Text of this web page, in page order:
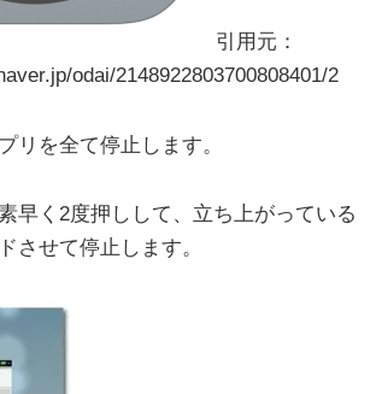
引用元：
odai/2148922803700808401/2
リを全て停止します。
早く2度押しして、立ち上がっている
させて停止します。